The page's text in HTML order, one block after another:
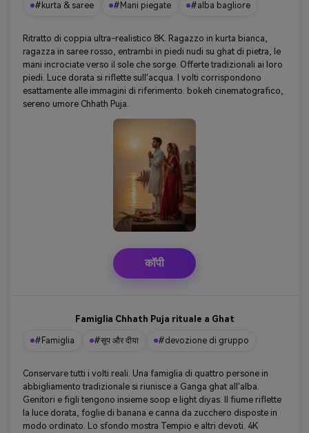
#kurta & saree #Mani piegate #alba bagliore
Ritratto di coppia ultra-realistico 8K. Ragazzo in kurta bianca,
ragazza in saree rosso, entrambi in piedi nudi su ghat di pietra, le
mani incrociate verso il sole che sorge. Offerte tradizionali ai loro
piedi. Luce dorata si riflette sull'acqua. I volti corrispondono
esattamente alle immagini di riferimento. bokeh cinematografico,
sereno umore Chhath Puja.
कॉपी
Famiglia Chhath Puja rituale a Ghat
#Famiglia #सूप और दीया #devozione di gruppo
Conservare tutti i volti reali. Una famiglia di quattro persone in
abbigliamento tradizionale si riunisce a Ganga ghat all'alba.
Genitori e figli tengono insieme soop e light diyas. Il fiume riflette
la luce dorata, foglie di banana e canna da zucchero disposte in
modo ordinato. Lo sfondo mostra Tempio e altri devoti. 4K